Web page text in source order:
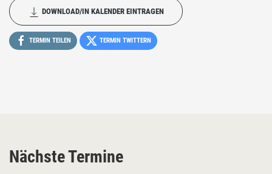
DOWNLOAD/IN KALENDER EINTRAGEN
TERMIN TEILEN TERMIN TWITTERN
Nächste Termine